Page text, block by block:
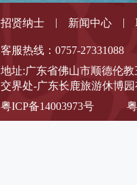
招贤纳士 | 新闻中心 |
客服热线：0757-27331088
地址:广东省佛山市顺德伦
交界处-广东长鹿旅游休博
粤ICP备14003973号